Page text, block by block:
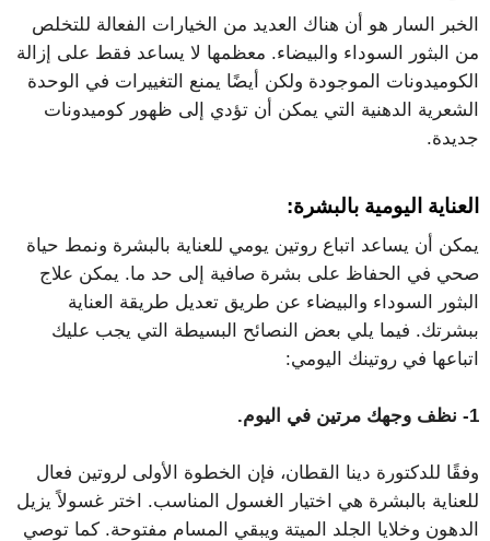
الخبر السار هو أن هناك العديد من الخيارات الفعالة للتخلص
من البثور السوداء والبيضاء. معظمها لا يساعد فقط على إزالة
الكوميدونات الموجودة ولكن أيضًا يمنع التغييرات في الوحدة
الشعرية الدهنية التي يمكن أن تؤدي إلى ظهور كوميدونات
جديدة.
العناية اليومية بالبشرة:
يمكن أن يساعد اتباع روتين يومي للعناية بالبشرة ونمط حياة
صحي في الحفاظ على بشرة صافية إلى حد ما. يمكن علاج
البثور السوداء والبيضاء عن طريق تعديل طريقة العناية
ببشرتك. فيما يلي بعض النصائح البسيطة التي يجب عليك
اتباعها في روتينك اليومي:
1- نظف وجهك مرتين في اليوم.
وفقًا للدكتورة دينا القطان، فإن الخطوة الأولى لروتين فعال
للعناية بالبشرة هي اختيار الغسول المناسب. اختر غسولاً يزيل
الدهون وخلايا الجلد الميتة ويبقي المسام مفتوحة. كما توصي